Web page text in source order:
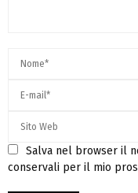
Salva nel browser il
conservali per il mio